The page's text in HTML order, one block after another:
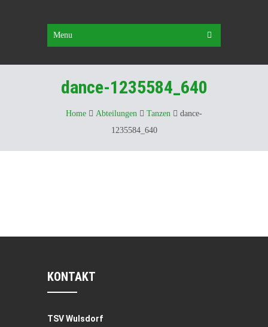
Menu
dance-1235584_640
Home Abteilungen Tanzen
dance-
1235584_640
KONTAKT
TSV Wulsdorf